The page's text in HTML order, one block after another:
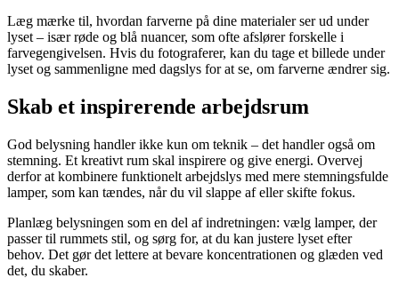
Læg mærke til, hvordan farverne på dine materialer ser ud under
lyset – især røde og blå nuancer, som ofte afslører forskelle i
farvegengivelsen. Hvis du fotograferer, kan du tage et billede under
lyset og sammenligne med dagslys for at se, om farverne ændrer sig.
Skab et inspirerende arbejdsrum
God belysning handler ikke kun om teknik – det handler også om
stemning. Et kreativt rum skal inspirere og give energi. Overvej
derfor at kombinere funktionelt arbejdslys med mere stemningsfulde
lamper, som kan tændes, når du vil slappe af eller skifte fokus.
Planlæg belysningen som en del af indretningen: vælg lamper, der
passer til rummets stil, og sørg for, at du kan justere lyset efter
behov. Det gør det lettere at bevare koncentrationen og glæden ved
det, du skaber.